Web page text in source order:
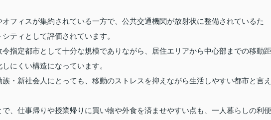
フィスが集約されている一方で、公共交通機関が放射状に整備されているた
ティとして評価されています。
指定都市として十分な規模でありながら、居住エリアから中心部までの移動距
にくい構造になっています。
・新社会人にとっても、移動のストレスを抑えながら生活しやすい都市と言え
、仕事帰りや授業帰りに買い物や外食を済ませやすい点も、一人暮らしの利便